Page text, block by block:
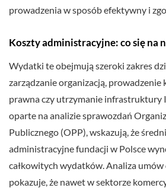
prowadzenia w sposób efektywny i
Koszty administracyjne: co się na
Wydatki te obejmują szeroki zakres
zarządzanie organizacją, prowadzenie
prawna czy utrzymanie infrastruktury
oparte na analizie sprawozdań
Publicznego (OPP), wskazują, że
administracyjne fundacji w Polsce
całkowitych wydatków. Analiza
pokazuje, że nawet w sektorze